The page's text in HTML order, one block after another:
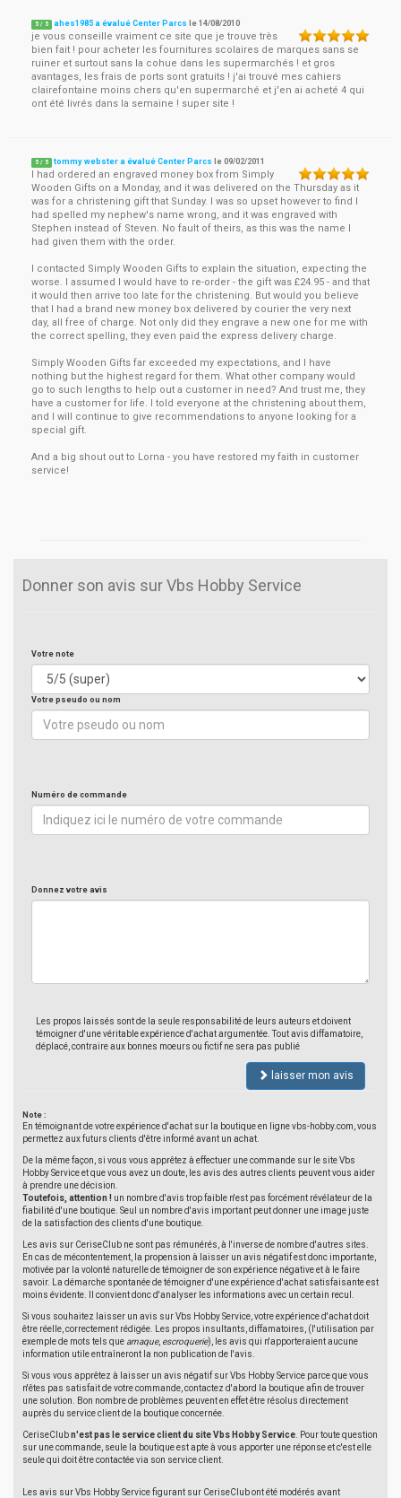
5 / 5 ahes1985 a évalué Center Parcs le14/08/2010
je vous conseille vraiment ce site que je trouve très
bien fait ! pour acheter les fournitures scolaires de marques sans se
ruiner et surtout sans la cohue dans les supermarchés ! et gros
avantages, les frais de ports sont gratuits ! j'ai trouvé mes cahiers
clairefontaine moins chers qu'en supermarché et j'en ai acheté 4 qui
ont été livrés dans la semaine ! super site !
5 / 5 tommy webster a évalué Center Parcs le09/02/2011
I had ordered an engraved money box from Simply
Wooden Gifts on a Monday, and it was delivered on the Thursday as it
was for a christening gift that Sunday. I was so upset however to find I
had spelled my nephew's name wrong, and it was engraved with
Stephen instead of Steven. No fault of theirs, as this was the name I
had given them with the order.
I contacted Simply Wooden Gifts to explain the situation, expecting the
worse. I assumed I would have to re-order - the gift was £24.95 - and that
it would then arrive too late for the christening. But would you believe
that I had a brand new money box delivered by courier the very next
day, all free of charge. Not only did they engrave a new one for me with
the correct spelling, they even paid the express delivery charge.
Simply Wooden Gifts far exceeded my expectations, and I have
nothing but the highest regard for them. What other company would
go to such lengths to help out a customer in need? And trust me, they
have a customer for life. I told everyone at the christening about them,
and I will continue to give recommendations to anyone looking for a
special gift.
And a big shout out to Lorna - you have restored my faith in customer
service!
Donner son avis sur Vbs Hobby Service
Votre note
Votre pseudo ou nom
Numéro de commande
Donnez votre avis
Les propos laissés sont de la seule responsabilité de leurs auteurs et doivent
témoigner d'une véritable expérience d'achat argumentée. Tout avis diffamatoire,
déplacé, contraire aux bonnes moeurs ou fictif ne sera pas publié
laisser mon avis
Note :
En témoignant de votre expérience d'achat sur la boutique en ligne vbs-hobby.com, vous
permettez aux futurs clients d'être informé avant un achat.
De la même façon, si vous vous apprêtez à effectuer une commande sur le site Vbs
Hobby Service et que vous avez un doute, les avis des autres clients peuvent vous aider
à prendre une décision.
Toutefois, attention ! un nombre d'avis trop faible n'est pas forcément révélateur de la
fiabilité d'une boutique. Seul un nombre d'avis important peut donner une image juste
de la satisfaction des clients d'une boutique.
Les avis sur CeriseClub ne sont pas rémunérés, à l'inverse de nombre d'autres sites.
En cas de mécontentement, la propension à laisser un avis négatif est donc importante,
motivée par la volonté naturelle de témoigner de son expérience négative et à le faire
savoir. La démarche spontanée de témoigner d'une expérience d'achat satisfaisante est
moins évidente. Il convient donc d'analyser les informations avec un certain recul.
Si vous souhaitez laisser un avis sur Vbs Hobby Service, votre expérience d'achat doit
être réelle, correctement rédigée. Les propos insultants, diffamatoires, (l'utilisation par
exemple de mots tels que arnaque, escroquerie), les avis qui n'apporteraient aucune
information utile entraîneront la non publication de l'avis.
Si vous vous apprêtez à laisser un avis négatif sur Vbs Hobby Service parce que vous
n'êtes pas satisfait de votre commande, contactez d'abord la boutique afin de trouver
une solution. Bon nombre de problèmes peuvent en effet être résolus directement
auprès du service client de la boutique concernée.
CeriseClubn'est pas le service client du site Vbs Hobby Service . Pour toute question
sur une commande, seule la boutique est apte à vous apporter une réponse et c'est elle
seule qui doit être contactée via son service client.
Les avis sur Vbs Hobby Service figurant sur CeriseClub ont été modérés avant